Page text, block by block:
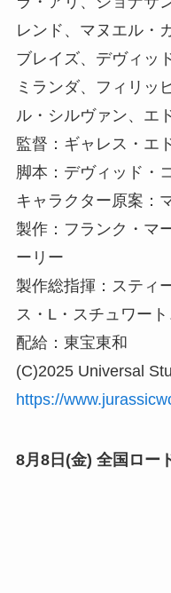
レンド、マヌエル・
ブレイズ、デヴィッ
ミランダ、フィリッ
ル・シルヴァン、エ
監督：ギャレス・エ
脚本：デヴィッド・
キャラクター原案：
製作：フランク・マ
ーリー
製作総指揮：スティ
ス・L・スチュワー
配給：東宝東和
(C)2025 Universal
https://
8月8日(金) 全国ロー